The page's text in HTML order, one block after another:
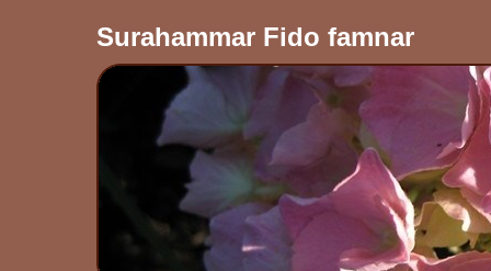
Surahammar Fido famnar